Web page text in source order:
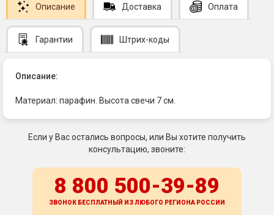
Описание Доставка Оплата
Гарантии Штрих-коды
Описание:
Материал: парафин. Высота свечи 7 см.
Если у Вас остались вопросы, или Вы хотите получить
консультацию, звоните:
8 800 500-39-89
ЗВОНОК БЕСПЛАТНЫЙ ИЗ ЛЮБОГО РЕГИОНА РОССИИ